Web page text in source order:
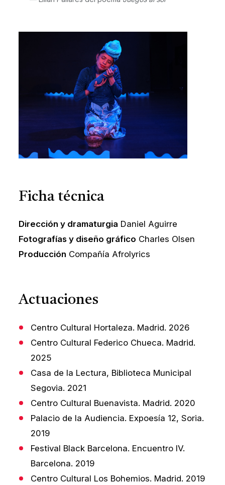
Ficha técnica
Dirección y dramaturgia Daniel Aguirre
Fotografías y diseño gráfico Charles Olsen
Producción Compañía Afrolyrics
Actuaciones
Centro Cultural Hortaleza. Madrid. 2026
Centro Cultural Federico Chueca. Madrid.
2025
Casa de la Lectura, Biblioteca Municipal
Segovia. 2021
Centro Cultural Buenavista. Madrid. 2020
Palacio de la Audiencia. Expoesía 12, Soria.
2019
Festival Black Barcelona. Encuentro IV.
Barcelona. 2019
Centro Cultural Los Bohemios. Madrid. 2019